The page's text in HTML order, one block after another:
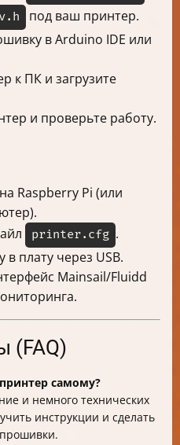
под ваш принтер.
в Arduino IDE или
к ПК и загрузите
и проверьте работу.
Raspberry Pi (или
printer.cfg .
плату через USB.
Mainsail/Fluidd
(FAQ)
самому?
и немного технических
инструкции и сделать